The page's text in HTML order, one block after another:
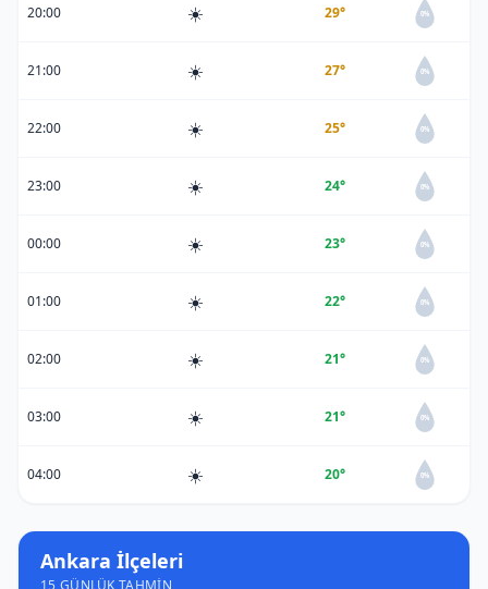
20:00 ☀️ 29° 0%
21:00 ☀️ 27° 0%
22:00 ☀️ 25° 0%
23:00 ☀️ 24° 0%
00:00 ☀️ 23° 0%
01:00 ☀️ 22° 0%
02:00 ☀️ 21° 0%
03:00 ☀️ 21° 0%
04:00 ☀️ 20° 0%
Ankara İlçeleri
15 GÜNLÜK TAHMIN